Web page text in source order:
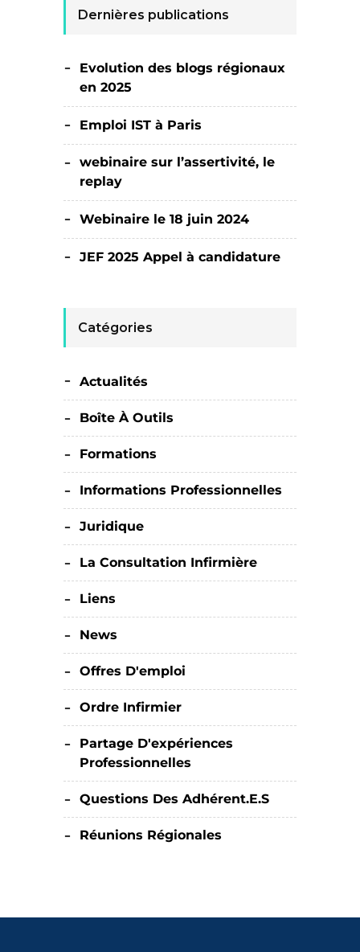
Dernières publications
Evolution des blogs régionaux
en 2025
Emploi IST à Paris
webinaire sur l’assertivité, le
replay
Webinaire le 18 juin 2024
JEF 2025 Appel à candidature
Catégories
Actualités
Boîte À Outils
Formations
Informations Professionnelles
Juridique
La Consultation Infirmière
Liens
News
Offres D'emploi
Ordre Infirmier
Partage D'expériences
Professionnelles
Questions Des Adhérent.e.s
Réunions Régionales